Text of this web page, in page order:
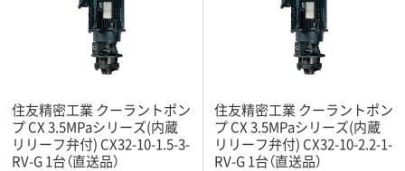
住友精密工業 クーラントポン
プ CX 3.5MPaシリーズ(内蔵
リリーフ弁付) CX32-10-1.5-3-
RV-G 1台（直送品）
住友精密工業 クーラントポン
プ CX 3.5MPaシリーズ(内蔵
リリーフ弁付) CX32-10-2.2-1-
RV-G 1台（直送品）